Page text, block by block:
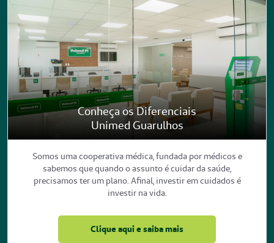
Conheça os Diferenciais
Unimed Guarulhos
Somos uma cooperativa médica, fundada por médicos e
sabemos que quando o assunto é cuidar da saúde,
precisamos ter um plano. Afinal, investir em cuidados é
investir na vida.
Clique aqui e saiba mais